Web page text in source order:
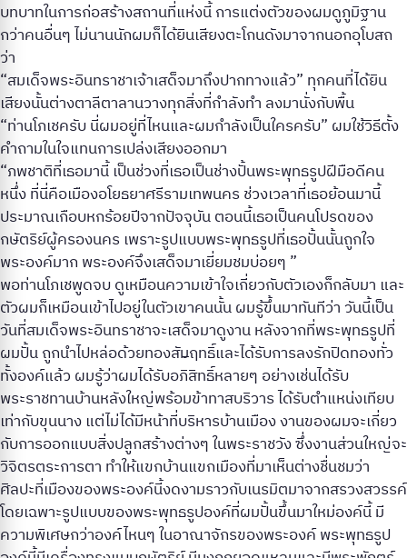
บทบาทในการก่อสร้างสถานที่แห่งนี้ การแต่งตัวของผมดูภูมิฐาน
กว่าคนอื่นๆ ไม่นานนักผมก็ได้ยินเสียงตะโกนดังมาจากนอกอุโบสถ
ว่า
“สมเด็จพระอินทราชาเจ้าเสด็จมาถึงปากทางแล้ว” ทุกคนที่ได้ยิน
เสียงนั้นต่างตาลีตาลานวางทุกสิ่งที่กำลังทำ ลงมานั่งกับพื้น
“ท่านโภเชครับ นี่ผมอยู่ที่ไหนและผมกำลังเป็นใครครับ” ผมใช้วิธีตั้ง
คำถามในใจแทนการเปล่งเสียงออกมา
“ภพชาติที่เธอมานี้ เป็นช่วงที่เธอเป็นช่างปั้นพระพุทธรูปฝีมือดีคน
หนึ่ง ที่นี่คือเมืองอโยธยาศรีรามเทพนคร ช่วงเวลาที่เธอย้อนมานี้
ประมาณเกือบหกร้อยปีจากปัจจุบัน ตอนนี้เธอเป็นคนโปรดของ
กษัตริย์ผู้ครองนคร เพราะรูปแบบพระพุทธรูปที่เธอปั้นนั้นถูกใจ
พระองค์มาก พระองค์จึงเสด็จมาเยี่ยมชมบ่อยๆ ”
พอท่านโภเชพูดจบ ดูเหมือนความเข้าใจเกี่ยวกับตัวเองก็กลับมา และ
ตัวผมก็เหมือนเข้าไปอยู่ในตัวเขาคนนั้น ผมรู้ขึ้นมาทันทีว่า วันนี้เป็น
วันที่สมเด็จพระอินทราชาจะเสด็จมาดูงาน หลังจากที่พระพุทธรูปที่
ผมปั้น ถูกนำไปหล่อด้วยทองสัมฤิทธิ์และได้รับการลงรักปิดทองทั่ว
ทั้งองค์แล้ว ผมรู้ว่าผมได้รับอภิสิทธิ์หลายๆ อย่างเช่นได้รับ
พระราชทานบ้านหลังใหญ่พร้อมข้าทาสบริวาร ได้รับตำแหน่งเทียบ
เท่ากับขุนนาง แต่ไม่ได้มีหน้าที่บริหารบ้านเมือง งานของผมจะเกี่ยว
กับการออกแบบสิ่งปลูกสร้างต่างๆ ในพระราชวัง ซึ่งงานส่วนใหญ่จะ
วิจิตรตระการตา ทำให้แขกบ้านแขกเมืองที่มาเห็นต่างชื่นชมว่า
ศิลปะที่เมืองของพระองค์นี้งดงามราวกับเนรมิตมาจากสรวงสวรรค์
โดยเฉพาะรูปแบบของพระพุทธรูปองค์ที่ผมปั้นขึ้นมาใหม่องค์นี้ มี
ความพิเศษกว่าองค์ไหนๆ ในอาณาจักรของพระองค์ พระพุทธรูป